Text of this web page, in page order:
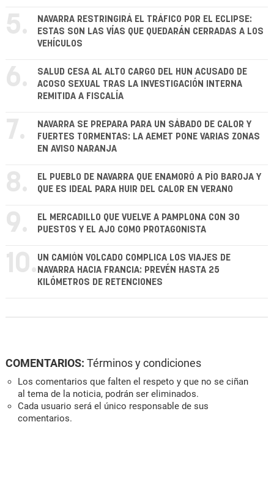
5.
NAVARRA RESTRINGIRÁ EL TRÁFICO POR EL ECLIPSE:
ESTAS SON LAS VÍAS QUE QUEDARÁN CERRADAS A LOS
VEHÍCULOS
6.
SALUD CESA AL ALTO CARGO DEL HUN ACUSADO DE
ACOSO SEXUAL TRAS LA INVESTIGACIÓN INTERNA
REMITIDA A FISCALÍA
7.
NAVARRA SE PREPARA PARA UN SÁBADO DE CALOR Y
FUERTES TORMENTAS: LA AEMET PONE VARIAS ZONAS
EN AVISO NARANJA
8.
EL PUEBLO DE NAVARRA QUE ENAMORÓ A PÍO BAROJA Y
QUE ES IDEAL PARA HUIR DEL CALOR EN VERANO
9.
EL MERCADILLO QUE VUELVE A PAMPLONA CON 30
PUESTOS Y EL AJO COMO PROTAGONISTA
10. UN CAMIÓN VOLCADO COMPLICA LOS VIAJES DE
NAVARRA HACIA FRANCIA: PREVÉN HASTA 25
KILÓMETROS DE RETENCIONES
COMENTARIOS: Términos y condiciones
Los comentarios que falten el respeto y que no se ciñan
al tema de la noticia, podrán ser eliminados.
Cada usuario será el único responsable de sus
comentarios.